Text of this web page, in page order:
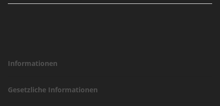
Informationen
Gesetzliche Informationen